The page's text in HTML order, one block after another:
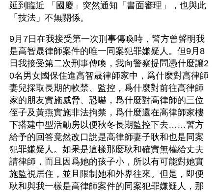
延到臨近 「國慶」突然通知「書面審理」，也與此
「技法」不無關係。
9月7日在我接受第一次刑事傳喚時，警方曾聲明我
是高智晟律師案件的唯一同案犯罪嫌疑人。但9月8
日我接受第二次刑事傳喚，我向警察提問憑什麼讓2
0名男女國保住進高智晟律師家中，爲什麼對高律師
妻兒採取長期的軟禁、監控，爲什麼對前往高律師
家的朋友實施威脅、恐嚇，爲什麼對高律師的三位
侄子及黃燕實施非法拘禁，爲什麼還在高律師家樓
下搭建中型活動房以便秋冬長期監控下去……警方
給予的回答竟然改口說是高律師妻子耿和也是同案
犯罪嫌疑人。如果是這樣那麼耿和確實無權給丈夫
請律師，而且因爲她的孩子小，所以有可能對她實
施監視居住，並且限制她和外界往來。但是，即便
耿和與我一樣是高律師案件的同案犯罪嫌疑人，那